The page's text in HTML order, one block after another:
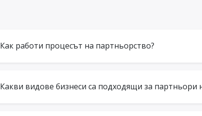
Как работи процесът на партньорство?
Какви видове бизнеси са подходящи за партньори